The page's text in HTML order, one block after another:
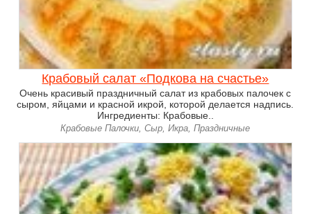
Крабовый салат «Подкова на счастье»
Очень красивый праздничный салат из крабовых палочек с
сыром, яйцами и красной икрой, которой делается надпись.
Ингредиенты: Крабовые..
Крабовые Палочки, Сыр, Икра, Праздничные